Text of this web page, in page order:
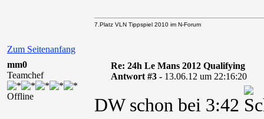
Zum Seitenanfang
7.Platz VLN Tippspiel 2010 im N-Forum
mm0
Teamchef
Offline
Re: 24h Le Mans 2012 Qualifying
Antwort #3 - 13.06.12 um 22:16:20
DW schon bei 3:42